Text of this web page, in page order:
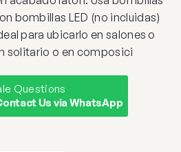
bombillas LED (no incluidas)
para ubicarlo en salones o
solitario o en composici
Questions
Us via WhatsApp